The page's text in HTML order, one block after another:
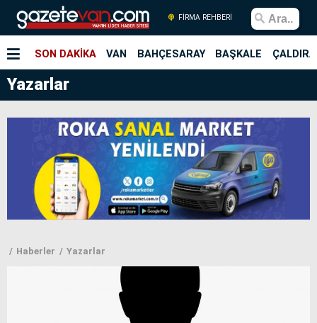
FİRMA REHBERİ
SON DAKİKA VAN BAHÇESARAY BAŞKALE
Yazarlar
Haberler Yazarlar